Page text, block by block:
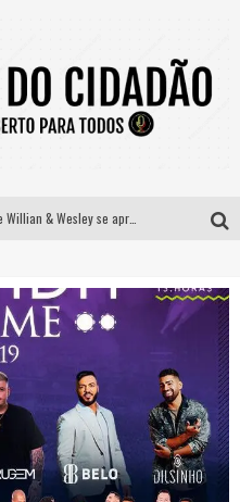
Paraná e Willian & Wesley se apresentam no Carretão Trevo Contagem nesta sexta-feira